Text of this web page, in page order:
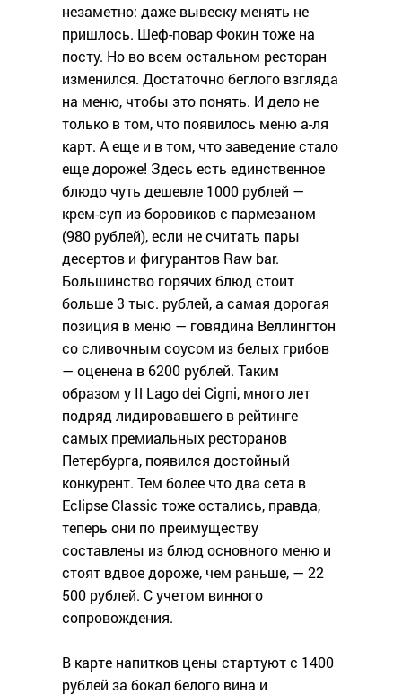
незаметно: даже вывеску менять не
пришлось. Шеф-повар Фокин тоже на
посту. Но во всем остальном ресторан
изменился. Достаточно беглого взгляда
на меню, чтобы это понять. И дело не
только в том, что появилось меню а-ля
карт. А еще и в том, что заведение стало
еще дороже! Здесь есть единственное
блюдо чуть дешевле 1000 рублей —
крем-суп из боровиков с пармезаном
(980 рублей), если не считать пары
десертов и фигурантов Raw bar.
Большинство горячих блюд стоит
больше 3 тыс. рублей, а самая дорогая
позиция в меню — говядина Веллингтон
со сливочным соусом из белых грибов
— оценена в 6200 рублей. Таким
образом у Il Lago dei Cigni, много лет
подряд лидировавшего в рейтинге
самых премиальных ресторанов
Петербурга, появился достойный
конкурент. Тем более что два сета в
Eclipse Classic тоже остались, правда,
теперь они по преимуществу
составлены из блюд основного меню и
стоят вдвое дороже, чем раньше, — 22
500 рублей. С учетом винного
сопровождения.
В карте напитков цены стартуют с 1400
рублей за бокал белого вина и